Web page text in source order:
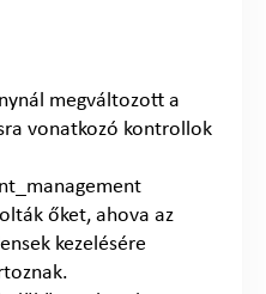
megváltozott a
vonatkozó kontrollok
őket, ahova az
kezelésére